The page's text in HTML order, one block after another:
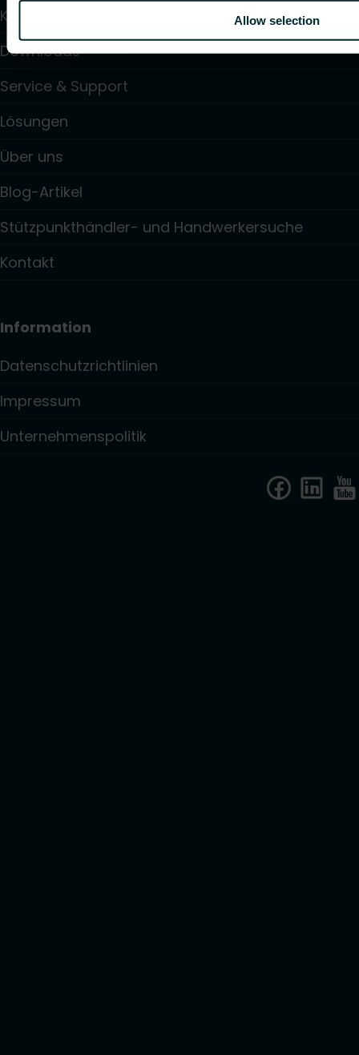
Allow selection
Kalulator
Downloads
Service & Support
Lösungen
Über uns
Blog-Artikel
Stützpunkthändler- und Handwerkersuche
Kontakt
Information
Datenschutzrichtlinien
Impressum
Unternehmenspolitik